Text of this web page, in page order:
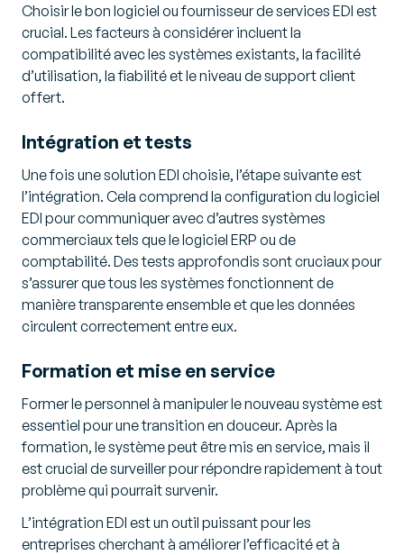
Choisir le bon logiciel ou fournisseur de services EDI est
crucial. Les facteurs à considérer incluent la
compatibilité avec les systèmes existants, la facilité
d’utilisation, la fiabilité et le niveau de support client
offert.
Intégration et tests
Une fois une solution EDI choisie, l’étape suivante est
l’intégration. Cela comprend la configuration du logiciel
EDI pour communiquer avec d’autres systèmes
commerciaux tels que le logiciel ERP ou de
comptabilité. Des tests approfondis sont cruciaux pour
s’assurer que tous les systèmes fonctionnent de
manière transparente ensemble et que les données
circulent correctement entre eux.
Formation et mise en service
Former le personnel à manipuler le nouveau système est
essentiel pour une transition en douceur. Après la
formation, le système peut être mis en service, mais il
est crucial de surveiller pour répondre rapidement à tout
problème qui pourrait survenir.
L’intégration EDI est un outil puissant pour les
entreprises cherchant à améliorer l’efficacité et à